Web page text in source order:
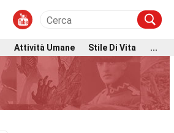
Attività Umane Stile Di Vita ...